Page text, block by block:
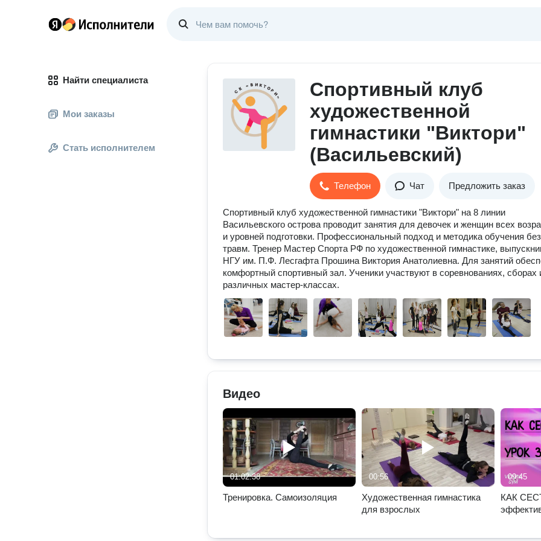
Найти специалиста
Мои заказы
Стать исполнителем
Спортивный клуб
художественной
гимнастики "Виктори"
(Васильевский)
Телефон Чат Предложить заказ
Спортивный клуб художественной гимнастики "Виктори" на 8 линии
Васильевского острова проводит занятия для девочек и женщин всех
и уровней подготовки. Профессиональный подход и методика обучения без
травм. Тренер Мастер Спорта РФ по художественной гимнастике,
НГУ им. П.Ф. Лесгафта Прошина Виктория Анатолиевна. Для занятий
комфортный спортивный зал. Ученики участвуют в соревнованиях, сборах
различных мастер-классах.
Видео
01:02:38
Тренировка. Самоизоляция
00:56
Художественная гимнастика
для взрослых
09:45
КАК